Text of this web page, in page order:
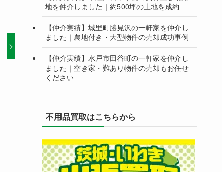
地を仲介しました｜約500坪の土地を成約
【仲介実績】城里町勝見沢の一軒家を仲介し
ました｜農地付き・大型物件の売却成功事例
【仲介実績】水戸市田谷町の一軒家を仲介し
ました｜空き家・難あり物件の売却もお任せ
ください
不用品買取はこちらから